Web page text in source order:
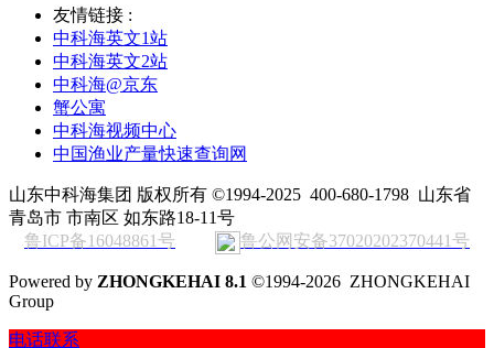
友情链接 :
中科海英文1站
中科海英文2站
中科海@京东
蟹公寓
中科海视频中心
中国渔业产量快速查询网
山东中科海集团 版权所有 ©1994-2025 400-680-1798 山东省
青岛市 市南区 如东路18-11号
鲁ICP备16048861号
鲁公网安备37020202370441号
Powered by ZHONGKEHAI 8.1 ©1994-2026 ZHONGKEHAI
Group
电话联系